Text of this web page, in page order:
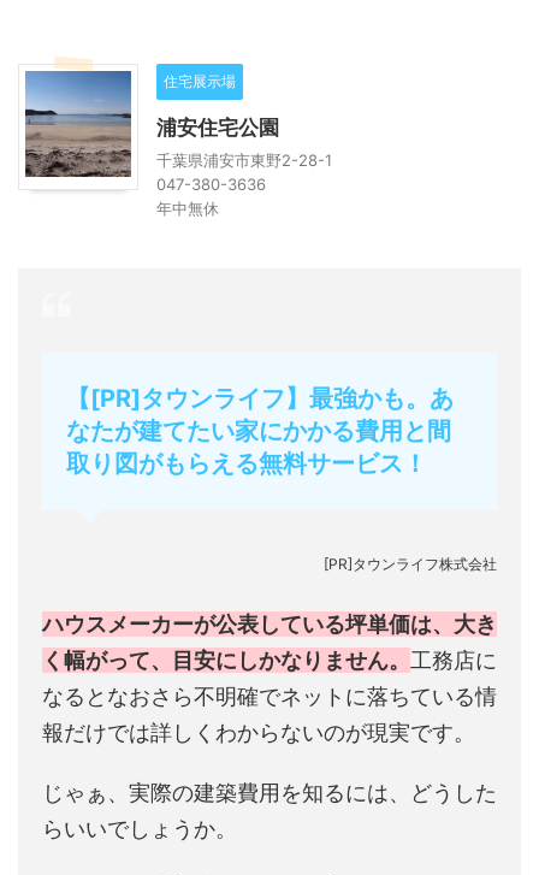
住宅展示場
浦安住宅公園
千葉県浦安市東野2-28-1
047-380-3636
年中無休
【[PR]タウンライフ】最強かも。あ
なたが建てたい家にかかる費用と間
取り図がもらえる無料サービス！
[PR]タウンライフ株式会社
ハウスメーカーが公表している坪単価は、大き
く幅がって、目安にしかなりません。 工務店に
なるとなおさら不明確でネットに落ちている情
報だけでは詳しくわからないのが現実です。
じゃぁ、実際の建築費用を知るには、どうした
らいいでしょうか。